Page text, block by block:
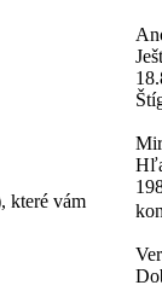
které vám